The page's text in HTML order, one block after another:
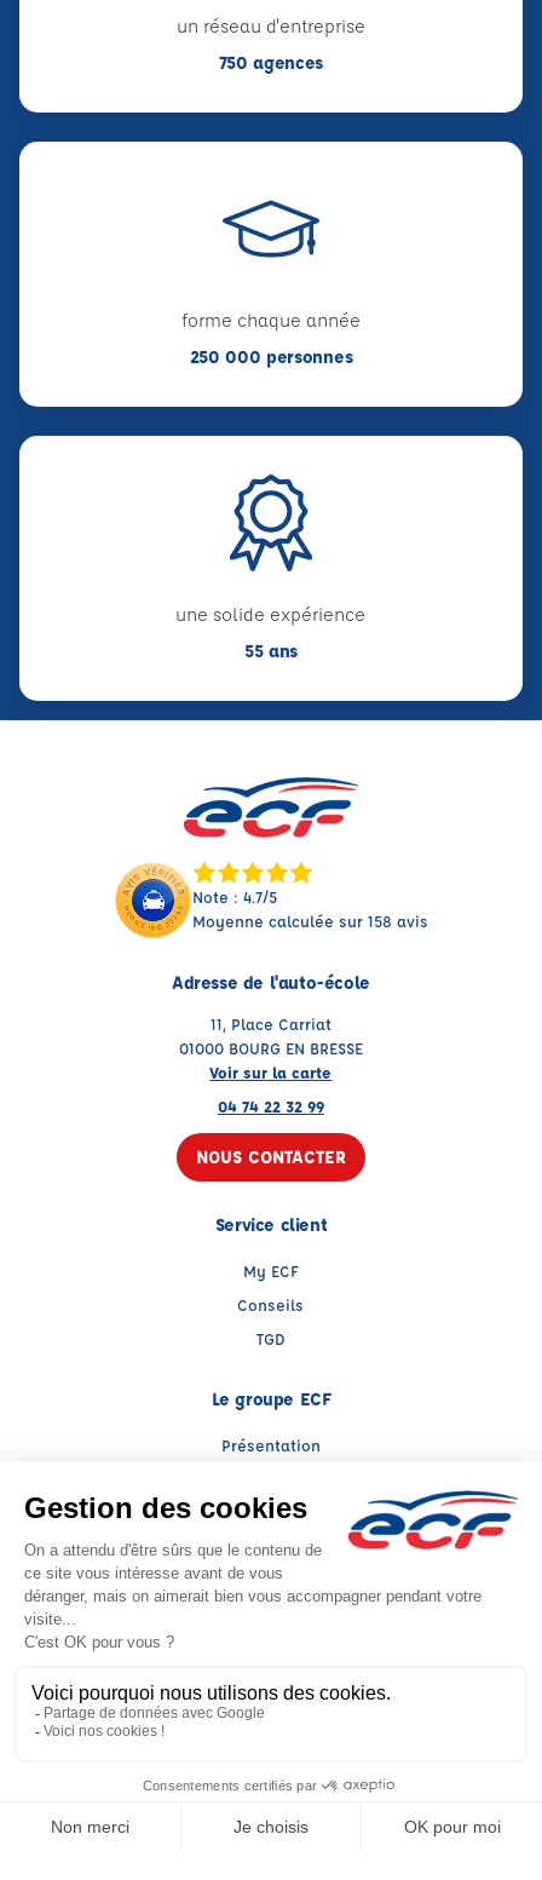
un réseau d'entreprise
750 agences
forme chaque année
250 000 personnes
une solide expérience
55 ans
Note : 4.7/5
Moyenne calculée sur 158 avis
Adresse de l'auto-école
11, Place Carriat
01000 BOURG EN BRESSE
Voir sur la carte
04 74 22 32 99
NOUS CONTACTER
Service client
My ECF
Conseils
TGD
Le groupe ECF
Présentation
ECF Recrute
Presse
Actualités
Raison sociale : CATALA SARL - Capital social: 24000€
SIREN: 392875118 - Numéro de TVA intracommunautaire: FR 94 392875118
SIREN: 943719419 - Numéro de TVA intracommunautaire: FR63943719419